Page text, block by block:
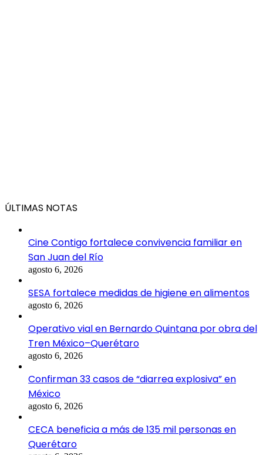
ÚLTIMAS NOTAS
Cine Contigo fortalece convivencia familiar en
San Juan del Río
agosto 6, 2026
SESA fortalece medidas de higiene en alimentos
agosto 6, 2026
Operativo vial en Bernardo Quintana por obra del
Tren México–Querétaro
agosto 6, 2026
Confirman 33 casos de “diarrea explosiva” en
México
agosto 6, 2026
CECA beneficia a más de 135 mil personas en
Querétaro